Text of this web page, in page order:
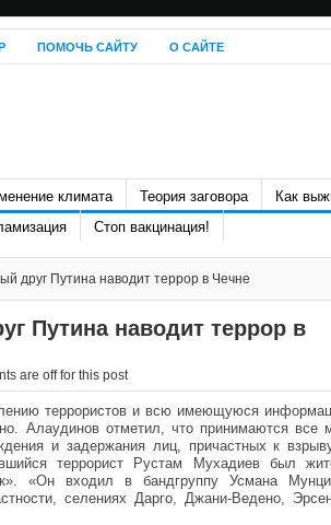
ПОМОЧЬ САЙТУ О САЙТЕ
климата Теория заговора Как
Стоп вакцинация!
друг Путина наводит террор в Чечне
Путина наводит террор в
are off for this post
террористов и всю имеющуюся
Алаудинов отметил, что принимаются все
и задержания лиц, причастных к
террорист Рустам Мухадиев был
«Он входил в бандгруппу Усмана
селениях Дарго, Джани-Ведено,